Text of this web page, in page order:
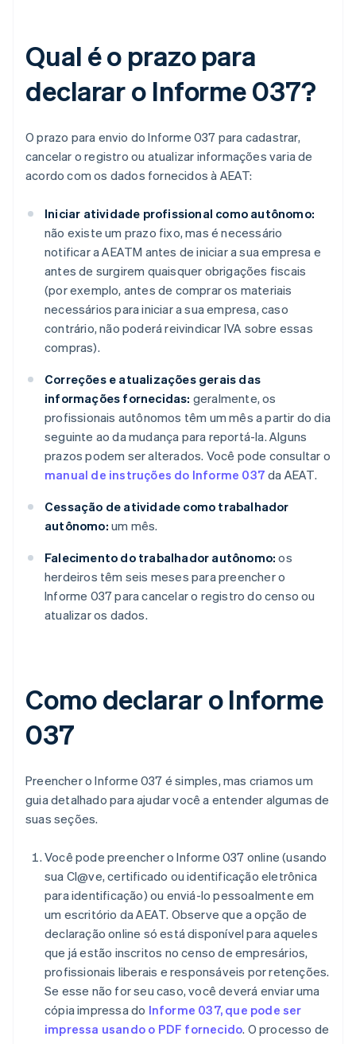
Qual é o prazo para
declarar o Informe 037?
O prazo para envio do Informe 037 para cadastrar,
cancelar o registro ou atualizar informações varia de
acordo com os dados fornecidos à AEAT:
Iniciar atividade profissional como autônomo:
não existe um prazo fixo, mas é necessário
notificar a AEATM antes de iniciar a sua empresa e
antes de surgirem quaisquer obrigações fiscais
(por exemplo, antes de comprar os materiais
necessários para iniciar a sua empresa, caso
contrário, não poderá reivindicar IVA sobre essas
compras).
Correções e atualizações gerais das
informações fornecidas: geralmente, os
profissionais autônomos têm um mês a partir do dia
seguinte ao da mudança para reportá-la. Alguns
prazos podem ser alterados. Você pode consultar o
manual de instruções do Informe 037 da AEAT.
Cessação de atividade como trabalhador
autônomo: um mês.
Falecimento do trabalhador autônomo: os
herdeiros têm seis meses para preencher o
Informe 037 para cancelar o registro do censo ou
atualizar os dados.
Como declarar o Informe
037
Preencher o Informe 037 é simples, mas criamos um
guia detalhado para ajudar você a entender algumas de
suas seções.
Você pode preencher o Informe 037 online (usando
sua Cl@ve, certificado ou identificação eletrônica
para identificação) ou enviá-lo pessoalmente em
um escritório da AEAT. Observe que a opção de
declaração online só está disponível para aqueles
que já estão inscritos no censo de empresários,
profissionais liberais e responsáveis por retenções.
Se esse não for seu caso, você deverá enviar uma
cópia impressa do Informe 037, que pode ser
impressa usando o PDF fornecido. O processo de